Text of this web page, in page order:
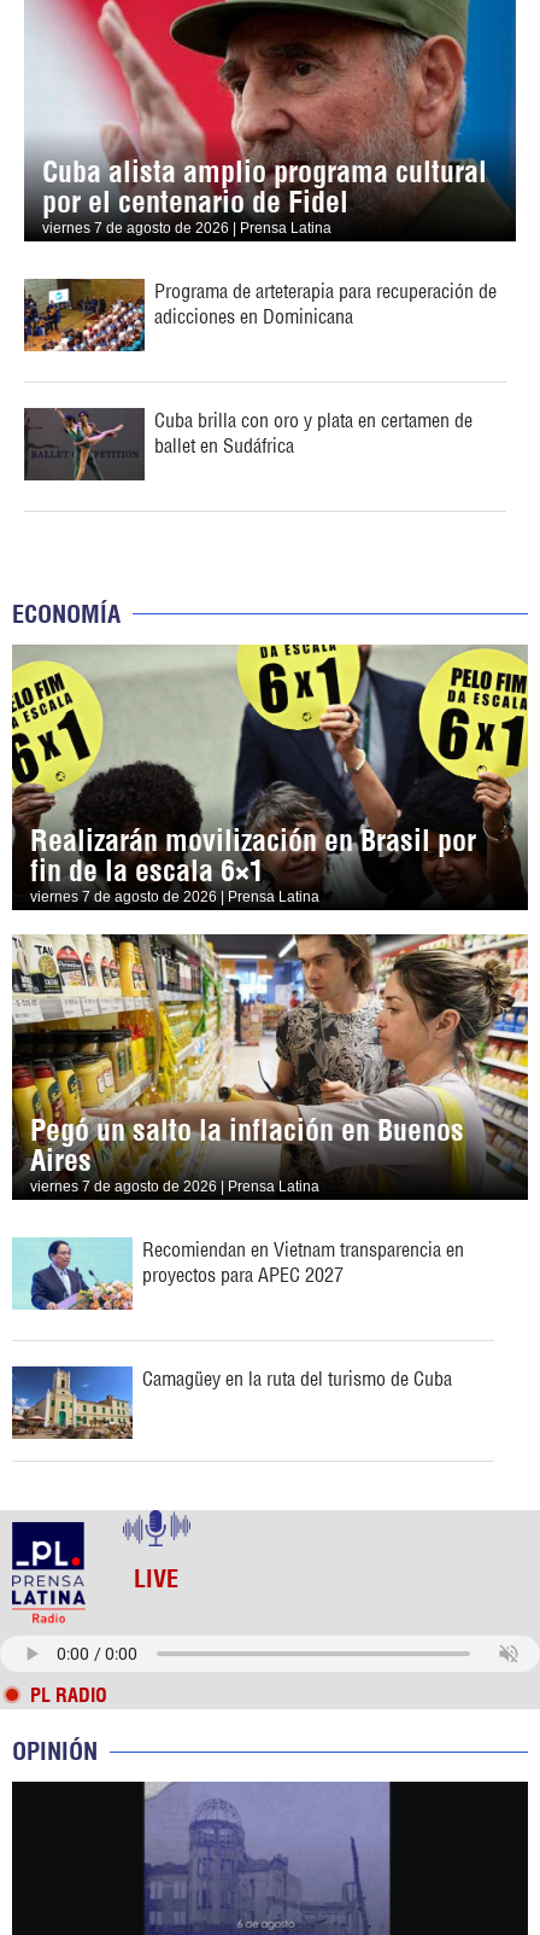
Cuba alista amplio programa cultural
por el centenario de Fidel
viernes 7 de agosto de 2026 | Prensa Latina
Programa de arteterapia para recuperación de
adicciones en Dominicana
Cuba brilla con oro y plata en certamen de
ballet en Sudáfrica
ECONOMÍA
Realizarán movilización en Brasil por
fin de la escala 6×1
viernes 7 de agosto de 2026 | Prensa Latina
Pegó un salto la inflación en Buenos
Aires
viernes 7 de agosto de 2026 | Prensa Latina
Recomiendan en Vietnam transparencia en
proyectos para APEC 2027
Camagüey en la ruta del turismo de Cuba
LIVE
PL RADIO
OPINIÓN